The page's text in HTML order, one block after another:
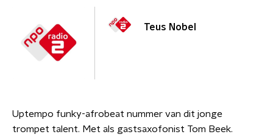
Teus Nobel
Uptempo funky-afrobeat nummer van dit jonge
trompet talent. Met als gastsaxofonist Tom Beek.